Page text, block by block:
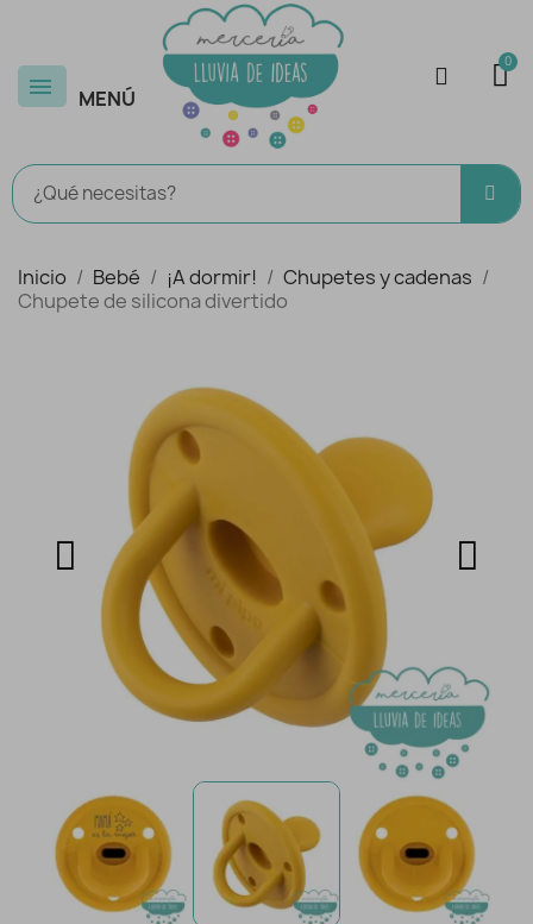
MENÚ
Inicio Bebé ¡A dormir!
Chupetes y cadenas
Chupete de silicona divertido